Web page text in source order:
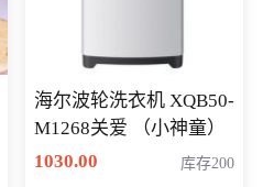
海尔波轮洗衣机 XQB50-
M1268关爱 （小神童）
1030.00
库存200